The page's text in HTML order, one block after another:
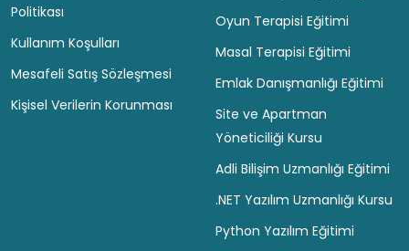
Politikası
Kullanım Koşulları
Mesafeli Satış Sözleşmesi
Kişisel Verilerin Korunması
Oyun Terapisi Eğitimi
Masal Terapisi Eğitimi
Emlak Danışmanlığı Eğitimi
Site ve Apartman
Yöneticiliği Kursu
Adli Bilişim Uzmanlığı Eğitimi
.NET Yazılım Uzmanlığı Kursu
Python Yazılım Eğitimi